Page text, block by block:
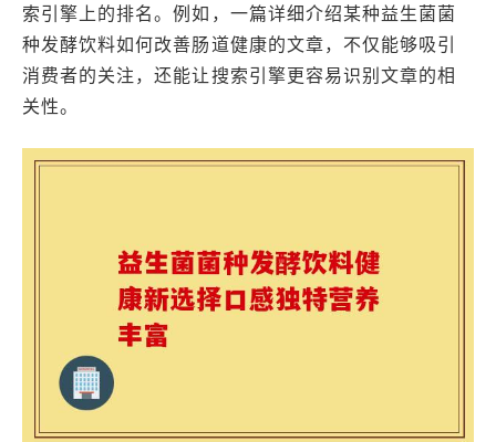
索引擎上的排名。例如，一篇详细介绍某种益生菌菌
种发酵饮料如何改善肠道健康的文章，不仅能够吸引
消费者的关注，还能让搜索引擎更容易识别文章的相
关性。